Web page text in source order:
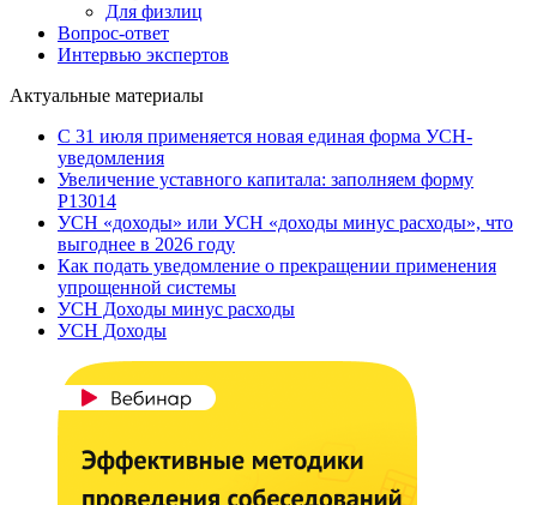
Для физлиц
Вопрос-ответ
Интервью экспертов
Актуальные материалы
С 31 июля применяется новая единая форма УСН-
уведомления
Увеличение уставного капитала: заполняем форму
Р13014
УСН «доходы» или УСН «доходы минус расходы», что
выгоднее в 2026 году
Как подать уведомление о прекращении применения
упрощенной системы
УСН Доходы минус расходы
УСН Доходы